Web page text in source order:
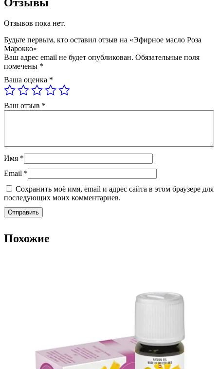
Отзывов пока нет.
Будьте первым, кто оставил отзыв на «Эфирное масло Роза
Марокко»
Ваш адрес email не будет опубликован. Обязательные поля
помечены *
Ваша оценка *
Ваш отзыв *
Имя *
Email *
Сохранить моё имя, email и адрес сайта в этом браузере для
последующих моих комментариев.
Похожие